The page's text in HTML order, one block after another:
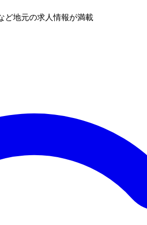
ど地元の求人情報が満載